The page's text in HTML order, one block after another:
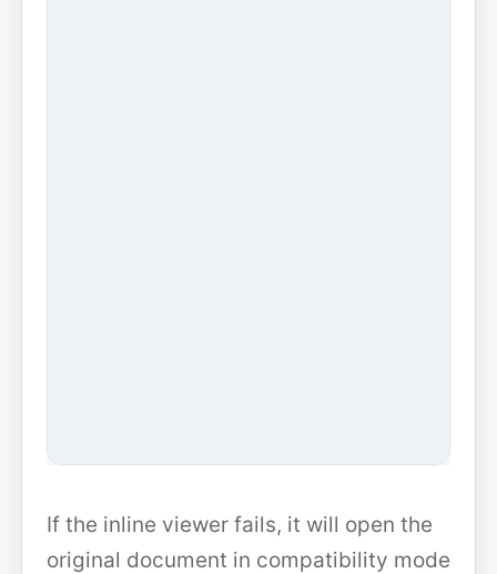
If the inline viewer fails, it will open the
original document in compatibility mode